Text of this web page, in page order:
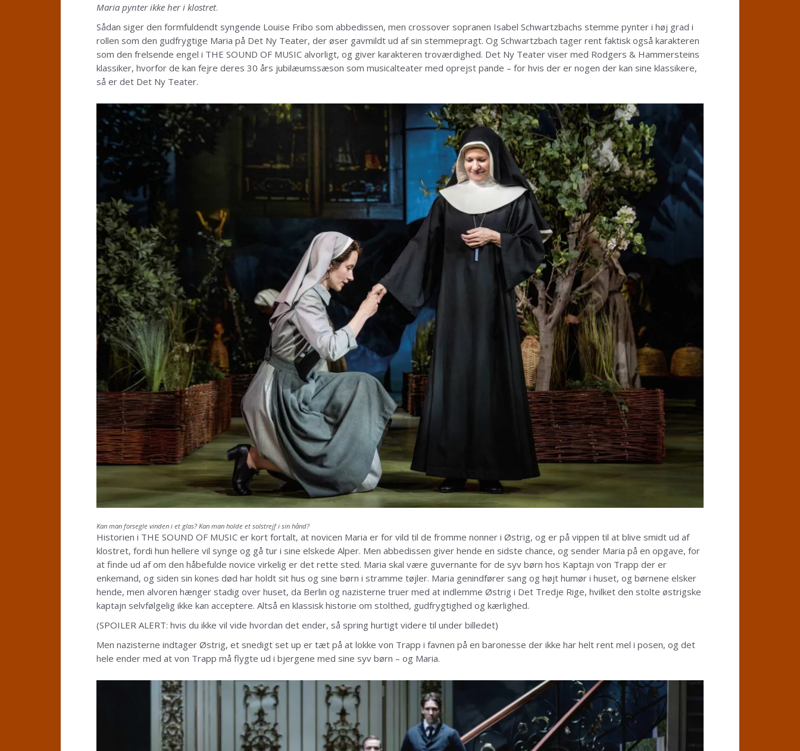
Maria pynter ikke her i klostret.
Sådan siger den formfuldendt syngende Louise Fribo som abbedissen, men crossover sopranen Isabel Schwartzbachs stemme pynter i høj grad i
rollen som den gudfrygtige Maria på Det Ny Teater, der øser gavmildt ud af sin stemmepragt. Og Schwartzbach tager rent faktisk også karakteren
som den frelsende engel i THE SOUND OF MUSIC alvorligt, og giver karakteren troværdighed. Det Ny Teater viser med Rodgers & Hammersteins
klassiker, hvorfor de kan fejre deres 30 års jubilæumssæson som musicalteater med oprejst pande – for hvis der er nogen der kan sine klassikere,
så er det Det Ny Teater.
Kan man forsegle vinden i et glas? Kan man holde et solstrejf i sin hånd?
Historien i THE SOUND OF MUSIC er kort fortalt, at novicen Maria er for vild til de fromme nonner i Østrig, og er på vippen til at blive smidt ud af
klostret, fordi hun hellere vil synge og gå tur i sine elskede Alper. Men abbedissen giver hende en sidste chance, og sender Maria på en opgave, for
at finde ud af om den håbefulde novice virkelig er det rette sted. Maria skal være guvernante for de syv børn hos Kaptajn von Trapp der er
enkemand, og siden sin kones død har holdt sit hus og sine børn i stramme tøjler. Maria genindfører sang og højt humør i huset, og børnene elsker
hende, men alvoren hænger stadig over huset, da Berlin og nazisterne truer med at indlemme Østrig i Det Tredje Rige, hvilket den stolte østrigske
kaptajn selvfølgelig ikke kan acceptere. Altså en klassisk historie om stolthed, gudfrygtighed og kærlighed.
(SPOILER ALERT: hvis du ikke vil vide hvordan det ender, så spring hurtigt videre til under billedet)
Men nazisterne indtager Østrig, et snedigt set up er tæt på at lokke von Trapp i favnen på en baronesse der ikke har helt rent mel i posen, og det
hele ender med at von Trapp må flygte ud i bjergene med sine syv børn – og Maria.